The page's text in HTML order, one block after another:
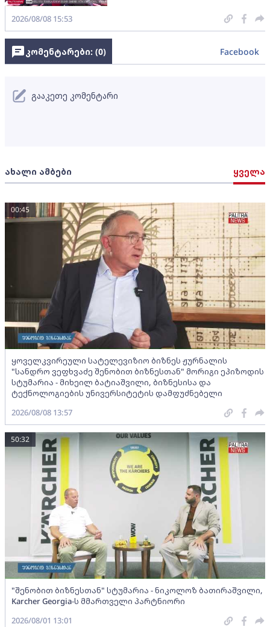
2026/08/08 15:53
ახალი ამბები ყველა
ყოველკვირეული სატელევიზიო ბიზნეს ჟურნალის
"სანდრო ვეფხვაძე შენობით ბიზნესთან" მორიგი ეპიზოდის
სტუმარია - მიხეილ ბატიაშვილი, ბიზნესისა და
ტექნოლოგიების უნივერსიტეტის დამფუძნებელი
00:45
2026/08/08 13:57
"შენობით ბიზნესთან" სტუმარია - ნიკოლოზ ბათირაშვილი,
Karcher Georgia-ს მმართველი პარტნიორი
50:32
2026/08/01 13:01
კომენტარები: (0) Facebook
გააკეთე კომენტარი